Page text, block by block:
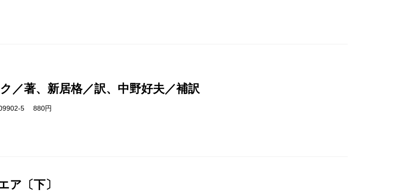
／著、新居格／訳、中野好夫／補訳
5 880円
ア〔下〕